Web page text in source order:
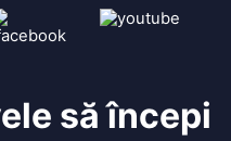
să începi